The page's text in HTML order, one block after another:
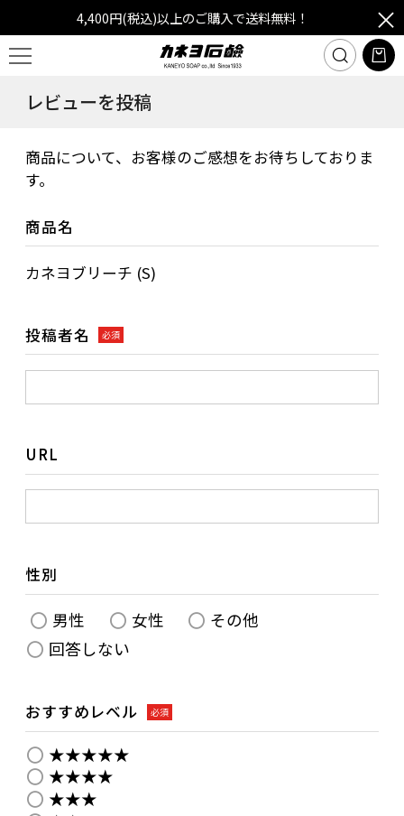
4,400円(税込)以上のご購入で送料無料！
レビューを投稿
商品について、お客様のご感想をお待ちしておりま
す。
商品名
カネヨブリーチ (S)
投稿者名 必須
URL
性別
男性 女性
その他
回答しない
おすすめレベル 必須
★★★★★
★★★★
★★★